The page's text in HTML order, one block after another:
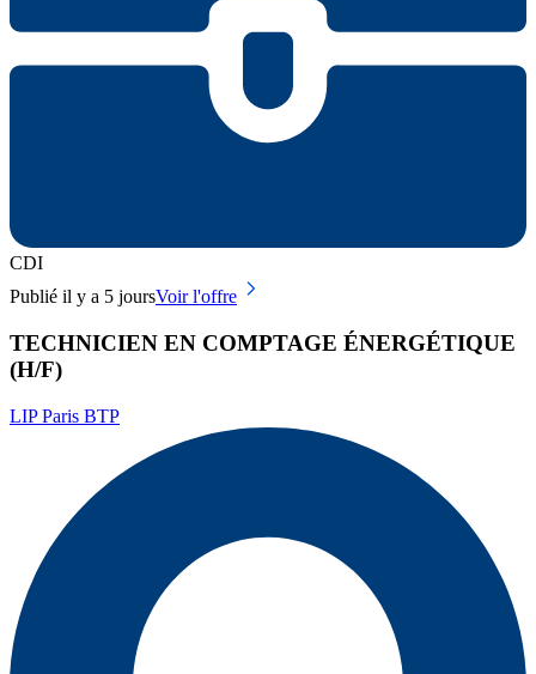
CDI
Publié il y a 5 joursVoir l'offre
TECHNICIEN EN COMPTAGE ÉNERGÉTIQUE
(H/F)
LIP Paris BTP